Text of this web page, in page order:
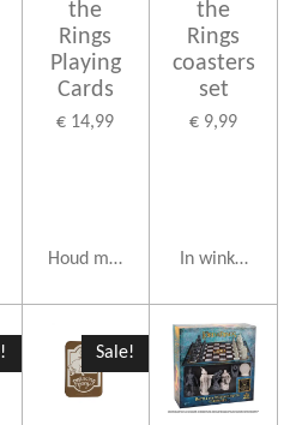
de hoogte
the
Rings
Playing
Cards
€ 14,99
Houd mij op de hoogte
the
Rings
coasters
set
€ 9,99
In
Sale!